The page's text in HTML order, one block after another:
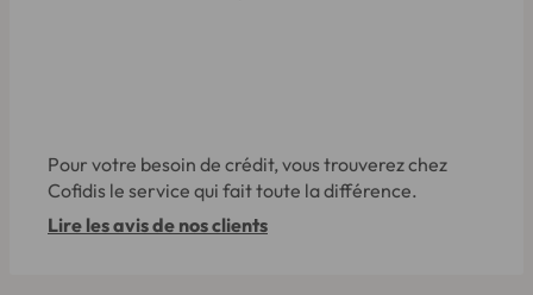
Pour votre besoin de crédit, vous trouverez chez
Cofidis le service qui fait toute la différence.
Lire les avis de nos clients